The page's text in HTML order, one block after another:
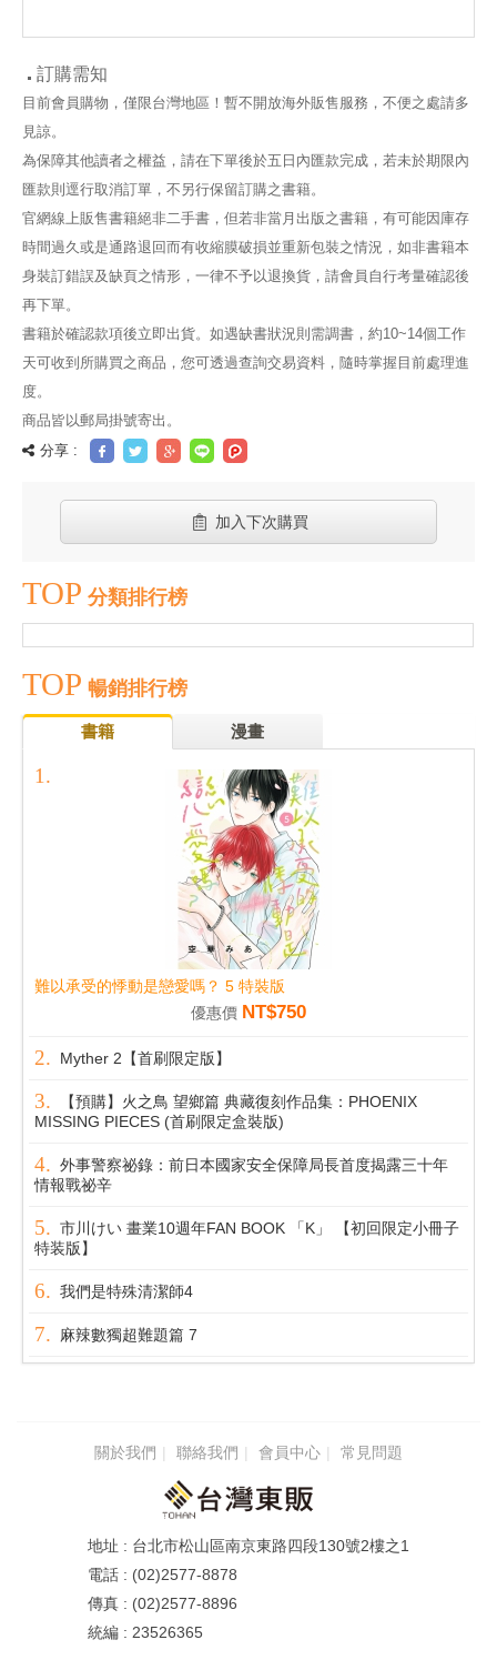
訂購需知
目前會員購物，僅限台灣地區！暫不開放海外販售服務，不便之處請多
見諒。
為保障其他讀者之權益，請在下單後於五日內匯款完成，若未於期限內
匯款則逕行取消訂單，不另行保留訂購之書籍。
官網線上販售書籍絕非二手書，但若非當月出版之書籍，有可能因庫存
時間過久或是通路退回而有收縮膜破損並重新包裝之情況，如非書籍本
身裝訂錯誤及缺頁之情形，一律不予以退換貨，請會員自行考量確認後
再下單。
書籍於確認款項後立即出貨。如遇缺書狀況則需調書，約10~14個工作
天可收到所購買之商品，您可透過查詢交易資料，隨時掌握目前處理進
度。
商品皆以郵局掛號寄出。
分享 :
加入下次購買
TOP 分類排行榜
TOP 暢銷排行榜
書籍 漫畫
難以承受的悸動是戀愛嗎？ 5 特裝版
優惠價 NT$750
Myther 2【首刷限定版】
【預購】火之鳥 望鄉篇 典藏復刻作品集：PHOENIX
MISSING PIECES (首刷限定盒裝版)
外事警察祕錄：前日本國家安全保障局長首度揭露三十年
情報戰祕辛
市川けい 畫業10週年FAN BOOK 「K」 【初回限定小冊子
特装版】
我們是特殊清潔師4
麻辣數獨超難題篇 7
關於我們 聯絡我們 會員中心 常見問題
台北市松山區南京東路四段130號2樓之1
(02)2577-8878
(02)2577-8896
23526365